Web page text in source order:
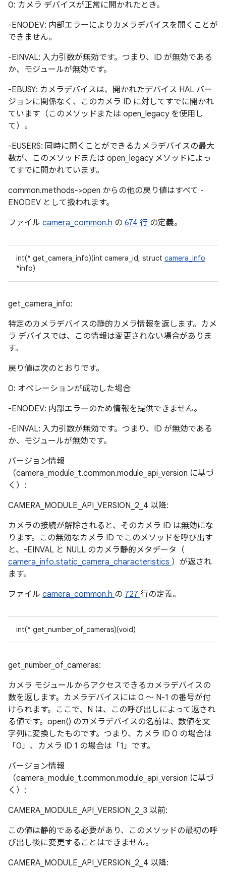
0: カメラ デバイスが正常に開かれたとき。
-ENODEV: 内部エラーによりカメラデバイスを開くことが
できません。
-EINVAL: 入力引数が無効です。つまり、ID が無効である
か、モジュールが無効です。
-EBUSY: カメラデバイスは、開かれたデバイス HAL バー
ジョンに関係なく、このカメラ ID に対してすでに開かれ
ています（このメソッドまたは open_legacy を使用し
て）。
-EUSERS: 同時に開くことができるカメラデバイスの最大
数が、このメソッドまたは open_legacy メソッドによっ
てすでに開かれています。
common.methods->open からの他の戻り値はすべて -
ENODEV として扱われます。
ファイル camera_common.h の 674 行 の定義。
int(* get_camera_info)(int camera_id, struct camera_info
*info)
get_camera_info:
特定のカメラデバイスの静的カメラ情報を返します。カメ
ラ デバイスでは、この情報は変更されない場合がありま
す。
戻り値は次のとおりです。
0: オペレーションが成功した場合
-ENODEV: 内部エラーのため情報を提供できません。
-EINVAL: 入力引数が無効です。つまり、ID が無効である
か、モジュールが無効です。
バージョン情報
（camera_module_t.common.module_api_version に基づ
く）:
CAMERA_MODULE_API_VERSION_2_4 以降:
カメラの接続が解除されると、そのカメラ ID は無効にな
ります。この無効なカメラ ID でこのメソッドを呼び出す
と、-EINVAL と NULL のカメラ静的メタデータ（
camera_info.static_camera_characteristics ）が返され
ます。
ファイル camera_common.h の 727 行の定義。
int(* get_number_of_cameras)(void)
get_number_of_cameras:
カメラ モジュールからアクセスできるカメラデバイスの
数を返します。カメラデバイスには 0 ～ N-1 の番号が付
けられます。ここで、N は、この呼び出しによって返され
る値です。open() のカメラデバイスの名前は、数値を文
字列に変換したものです。つまり、カメラ ID 0 の場合は
「0」、カメラ ID 1 の場合は「1」です。
バージョン情報
（camera_module_t.common.module_api_version に基づ
く）:
CAMERA_MODULE_API_VERSION_2_3 以前:
この値は静的である必要があり、このメソッドの最初の呼
び出し後に変更することはできません。
CAMERA_MODULE_API_VERSION_2_4 以降: